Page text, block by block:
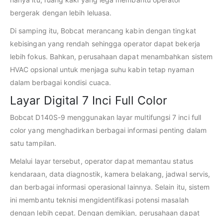
bergerak dengan lebih leluasa.
Di samping itu, Bobcat merancang kabin dengan tingkat
kebisingan yang rendah sehingga operator dapat bekerja
lebih fokus. Bahkan, perusahaan dapat menambahkan sistem
HVAC opsional untuk menjaga suhu kabin tetap nyaman
dalam berbagai kondisi cuaca.
Layar Digital 7 Inci Full Color
Bobcat D140S-9 menggunakan layar multifungsi 7 inci full
color yang menghadirkan berbagai informasi penting dalam
satu tampilan.
Melalui layar tersebut, operator dapat memantau status
kendaraan, data diagnostik, kamera belakang, jadwal servis,
dan berbagai informasi operasional lainnya. Selain itu, sistem
ini membantu teknisi mengidentifikasi potensi masalah
dengan lebih cepat. Dengan demikian, perusahaan dapat